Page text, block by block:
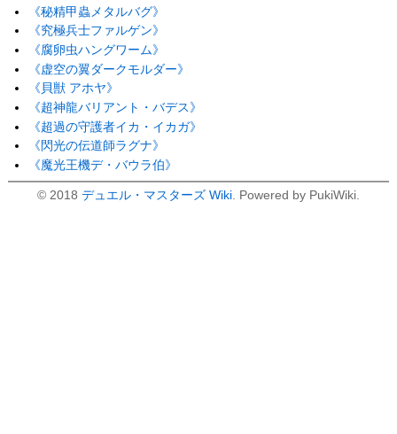
《秘精甲蟲メタルバグ》
《究極兵士ファルゲン》
《腐卵虫ハングワーム》
《虚空の翼ダークモルダー》
《貝獣 アホヤ》
《超神龍バリアント・バデス》
《超過の守護者イカ・イカガ》
《閃光の伝道師ラグナ》
《魔光王機デ・バウラ伯》
© 2018 デュエル・マスターズ Wiki. Powered by PukiWiki.